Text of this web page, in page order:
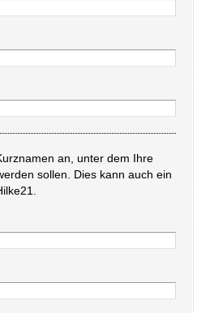
an, unter dem Ihre
sollen. Dies kann auch ein